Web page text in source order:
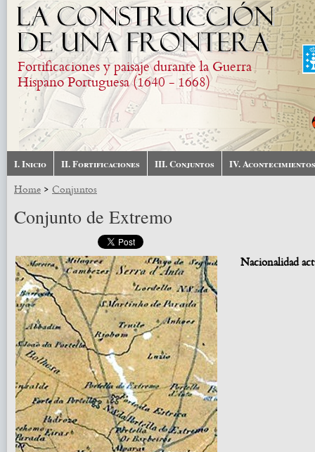
Skip to main content
Fortificaciones y paisaje durante la Guerra
Hispano Portuguesa (1640 - 1668)
I. Inicio II. Fortificaciones III. Conjuntos
IV. Acontecimientos
Home > Conjuntos
Conjunto de Extremo
Nacionalidad